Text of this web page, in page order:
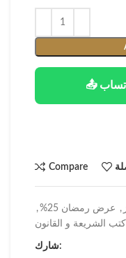
Compare
, عرض رمضان 25%
,
كتب الشريعة و القانون
شارك: